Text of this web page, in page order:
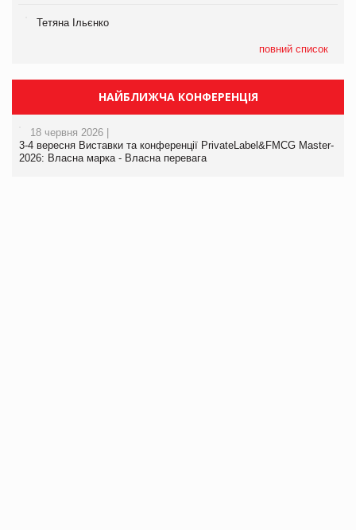
Тетяна Ільєнко
повний список
НАЙБЛИЖЧА КОНФЕРЕНЦІЯ
18 червня 2026 |
3-4 вересня Виставки та конференції PrivateLabel&FMCG Master-
2026: Власна марка - Власна перевага